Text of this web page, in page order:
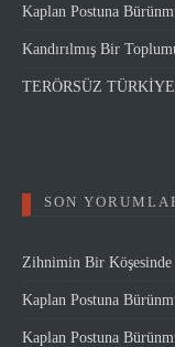
Kaplan Postuna
Kandırılmış Bir
TERÖRSÜZ
SON
Zihnimin Bir
Kaplan Postuna
Kaplan Postuna